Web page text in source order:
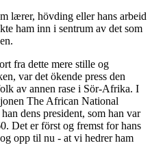
lærer, hövding eller hans arbeid
ham inn i sentrum av det som
fra dette mere stille og
var det ökende press den
av annen rase i Sör-Afrika. I
The African National
dens president, som han var
Det er först og fremst for hans
opp til nu - at vi hedrer ham